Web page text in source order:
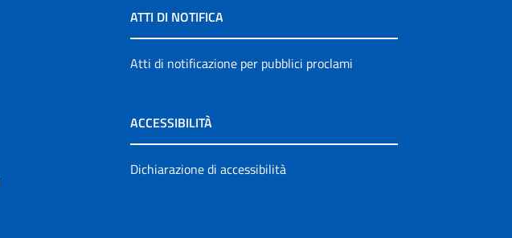
ATTI DI NOTIFICA
Atti di notificazione per pubblici proclami
ACCESSIBILITÀ
Dichiarazione di accessibilità